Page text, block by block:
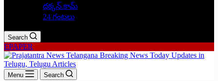
దక్కన్.కామ్
24 గంటలు
Search
EPAPER
Menu Search